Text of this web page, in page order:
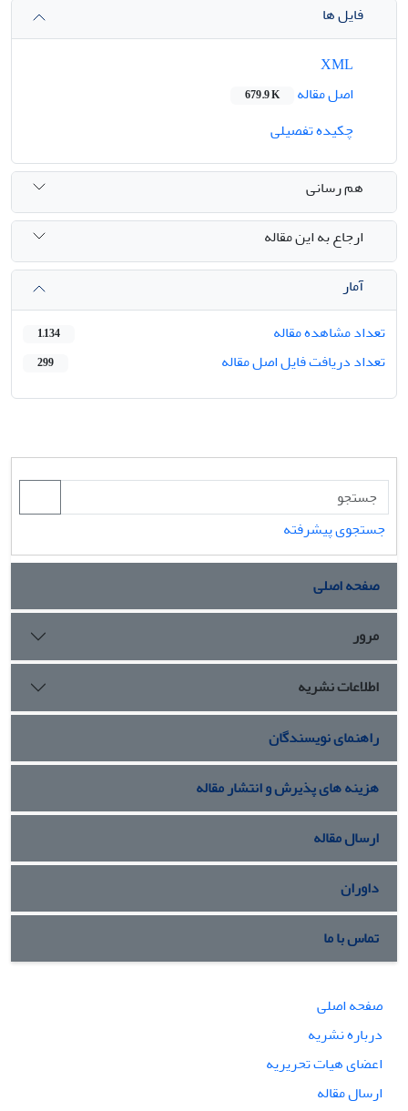
فایل ها
اصل مقاله
679.9 K
چکیده تفصیلی
هم رسانی
ارجاع به این مقاله
آمار
تعداد مشاهده مقاله
1,134
تعداد دریافت فایل اصل مقاله 299
جستجوی پیشرفته
صفحه اصلی
مرور
اطلاعات نشریه
راهنمای نویسندگان
هزینه های پذیرش و انتشار مقاله
ارسال مقاله
داوران
تماس با ما
صفحه اصلی
درباره نشریه
اعضای هیات تحریریه
ارسال مقاله